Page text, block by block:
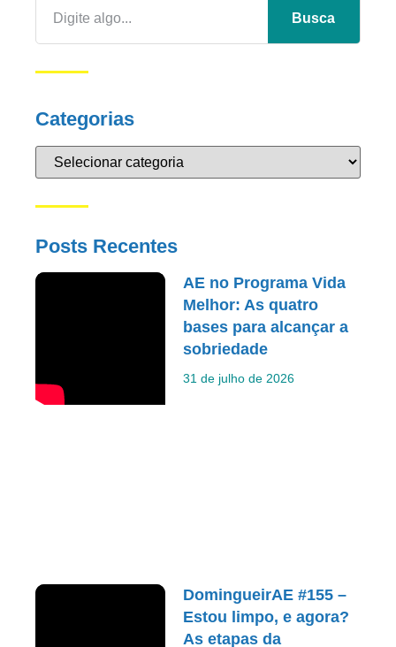
Busca
Categorias
Posts Recentes
AE no Programa Vida
Melhor: As quatro
bases para alcançar a
sobriedade
31 de julho de 2026
DomingueirAE #155 –
Estou limpo, e agora?
As etapas da